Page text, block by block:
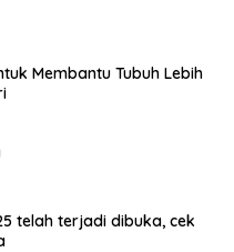
Membantu Tubuh Lebih
telah terjadi dibuka, cek